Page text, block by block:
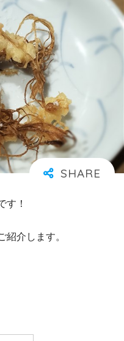
す！
紹介します。